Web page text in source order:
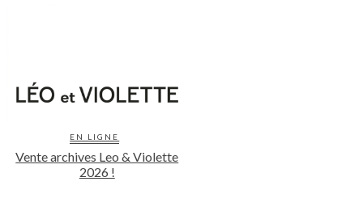
EN LIGNE
Vente archives Leo & Violette
2026 !